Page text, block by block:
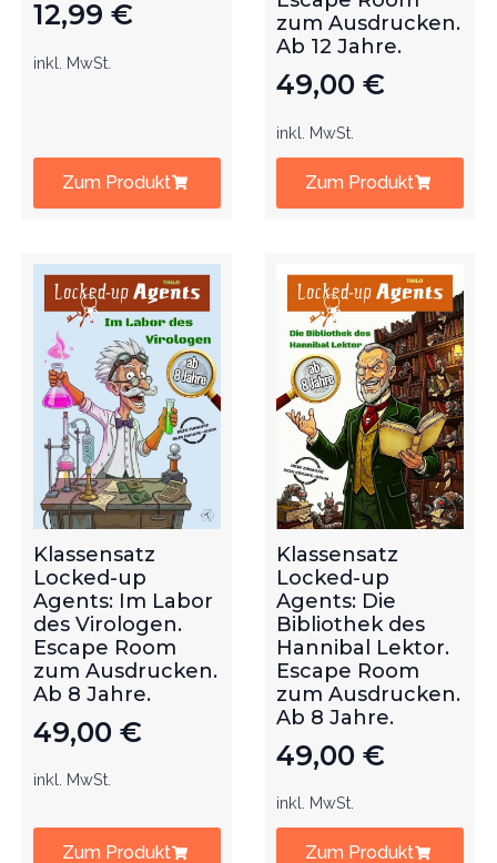
12,99 €
inkl. MwSt.
Zum Produkt
zum Ausdrucken.
Ab 12 Jahre.
49,00 €
inkl. MwSt.
Zum Produkt
Klassensatz
Locked-up
Agents: Im Labor
des Virologen.
Escape Room
zum Ausdrucken.
Ab 8 Jahre.
49,00 €
inkl. MwSt.
Zum Produkt
Klassensatz
Locked-up
Agents: Die
Bibliothek des
Hannibal Lektor.
Escape Room
zum Ausdrucken.
Ab 8 Jahre.
49,00 €
inkl. MwSt.
Zum Produkt